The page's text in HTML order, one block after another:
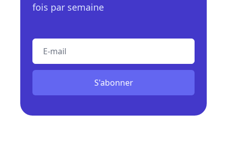
fois par semaine
S'abonner